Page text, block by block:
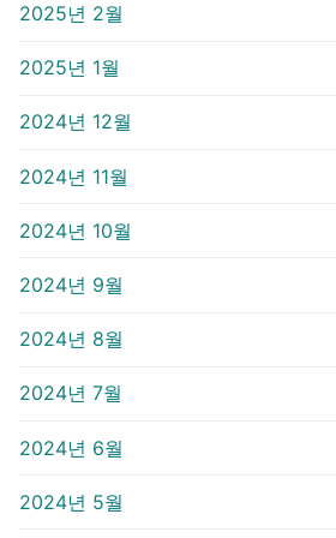
2025년 2월
2025년 1월
2024년 12월
2024년 11월
2024년 10월
2024년 9월
2024년 8월
2024년 7월
2024년 6월
2024년 5월